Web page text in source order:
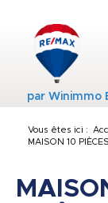
parWinimmo
Vous êtes ici :
MAISON 10